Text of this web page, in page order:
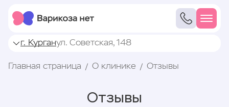
г. Курганул. Советская, 148
Главная страница О клинике Отзывы
Отзывы